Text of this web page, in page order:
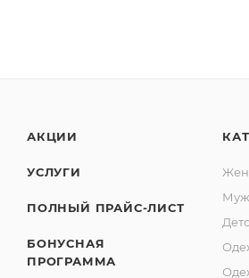
АКЦИИ
УСЛУГИ
ПОЛНЫЙ ПРАЙС-ЛИСТ
БОНУСНАЯ
ПРОГРАММА